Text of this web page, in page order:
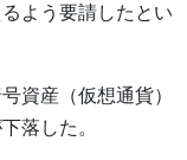
よう要請したとい
資産（仮想通貨）
落した。